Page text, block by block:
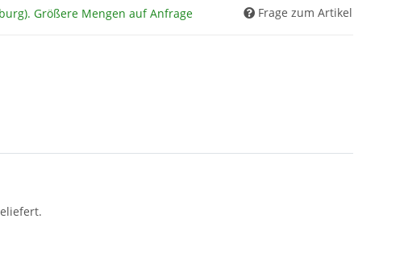
Größere Mengen auf Anfrage Frage zum Artikel